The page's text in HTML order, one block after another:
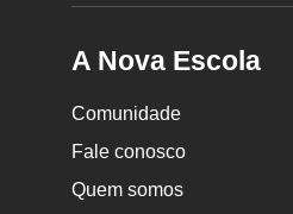
A Nova Escola
Comunidade
Fale conosco
Quem somos